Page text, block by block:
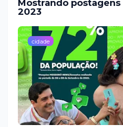
Mostrando postagens
2023
cidade